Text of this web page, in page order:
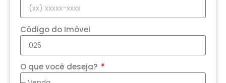
Código do Imóvel
O que você deseja?